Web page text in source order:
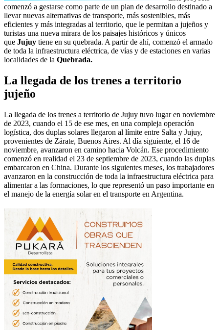
comenzó a gestarse como parte de un plan de desarrollo destinado a
llevar nuevas alternativas de transporte, más sostenibles, más
eficientes y más integradas al territorio, que le permitan a jujeños y
turistas una nueva mirara de los paisajes históricos y únicos
que Jujuy tiene en su quebrada. A partir de ahí, comenzó el armado
de toda la infraestructura eléctrica, de vías y de estaciones en varias
localidades de la Quebrada.
La llegada de los trenes a territorio
jujeño
La llegada de los trenes a territorio de Jujuy tuvo lugar en noviembre
de 2023, cuando el 15 de ese mes, en una compleja operación
logística, dos duplas solares llegaron al límite entre Salta y Jujuy,
provenientes de Zárate, Buenos Aires. Al día siguiente, el 16 de
noviembre, avanzaron en camino hacia Volcán. Ese procedimiento
comenzó en realidad el 23 de septiembre de 2023, cuando las duplas
embarcaron en China. Durante los siguientes meses, los trabajadores
avanzaron en la construcción de toda la infraestructura eléctrica para
alimentar a las formaciones, lo que representó un paso importante en
el manejo de la energía solar en el transporte en Argentina.